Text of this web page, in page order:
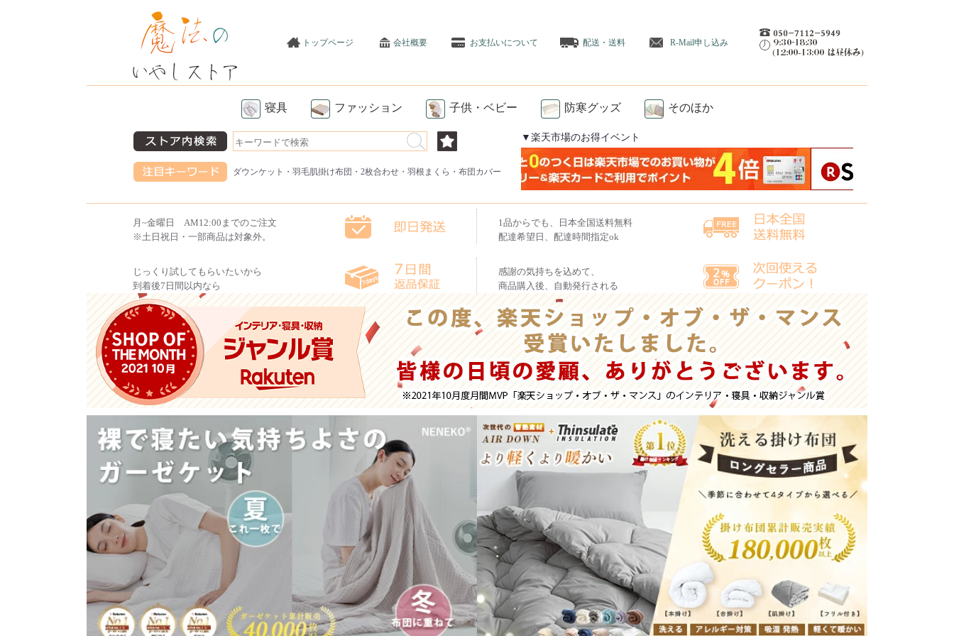
トップページ 会社概要 お支払いについて 配送・送料 R-Mail申し込み
寝具 ファッション 子供・ベビー 防寒グッズ そのほか
ダウンケット ・ 羽毛肌掛け布団 ・ 2枚合わせ ・ 羽根まくら ・ 布団カバー
▼楽天市場のお得イベント
月~金曜日 AM12:00までのご注文
※土日祝日・一部商品は対象外。
じっくり試してもらいたいから
到着後7日間以内なら
1品からでも、日本全国送料無料
配達希望日、配達時間指定ok
感謝の気持ちを込めて、
商品購入後、自動発行される